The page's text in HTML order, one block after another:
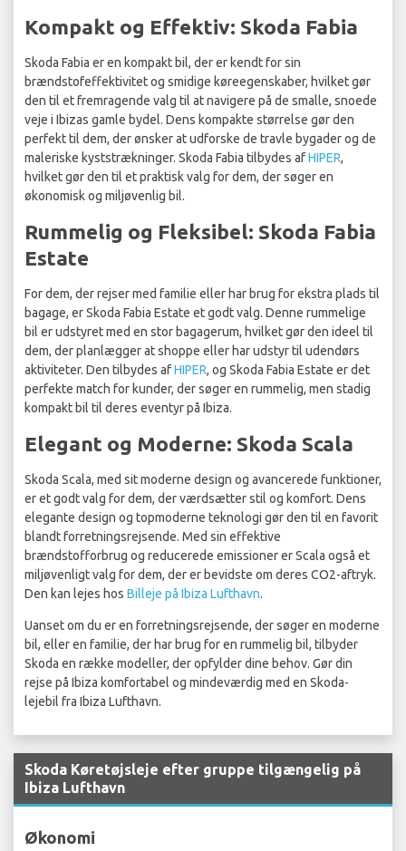
Kompakt og Effektiv: Skoda Fabia
Skoda Fabia er en kompakt bil, der er kendt for sin
brændstofeffektivitet og smidige køreegenskaber, hvilket gør
den til et fremragende valg til at navigere på de smalle, snoede
veje i Ibizas gamle bydel. Dens kompakte størrelse gør den
perfekt til dem, der ønsker at udforske de travle bygader og de
maleriske kyststrækninger. Skoda Fabia tilbydes afHIPER,
hvilket gør den til et praktisk valg for dem, der søger en
økonomisk og miljøvenlig bil.
Rummelig og Fleksibel: Skoda Fabia
Estate
For dem, der rejser med familie eller har brug for ekstra plads til
bagage, er Skoda Fabia Estate et godt valg. Denne rummelige
bil er udstyret med en stor bagagerum, hvilket gør den ideel til
dem, der planlægger at shoppe eller har udstyr til udendørs
aktiviteter. Den tilbydes afHIPER, og Skoda Fabia Estate er det
perfekte match for kunder, der søger en rummelig, men stadig
kompakt bil til deres eventyr på Ibiza.
Elegant og Moderne: Skoda Scala
Skoda Scala, med sit moderne design og avancerede funktioner,
er et godt valg for dem, der værdsætter stil og komfort. Dens
elegante design og topmoderne teknologi gør den til en favorit
blandt forretningsrejsende. Med sin effektive
brændstofforbrug og reducerede emissioner er Scala også et
miljøvenligt valg for dem, der er bevidste om deres CO2-aftryk.
Den kan lejes hos Billeje på Ibiza Lufthavn.
Uanset om du er en forretningsrejsende, der søger en moderne
bil, eller en familie, der har brug for en rummelig bil, tilbyder
Skoda en række modeller, der opfylder dine behov. Gør din
rejse på Ibiza komfortabel og mindeværdig med en Skoda-
lejebil fra Ibiza Lufthavn.
Skoda Køretøjsleje efter gruppe tilgængelig på
Ibiza Lufthavn
Økonomi